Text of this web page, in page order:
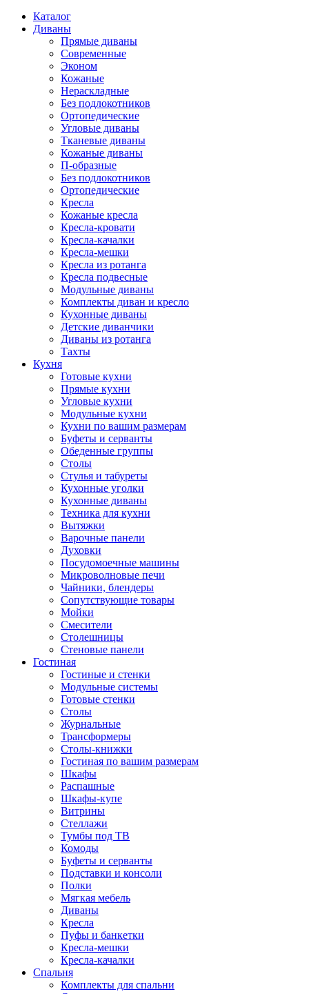
Каталог
Диваны
Прямые диваны
Современные
Эконом
Кожаные
Нераскладные
Без подлокотников
Ортопедические
Угловые диваны
Тканевые диваны
Кожаные диваны
П-образные
Без подлокотников
Ортопедические
Кресла
Кожаные кресла
Кресла-кровати
Кресла-качалки
Кресла-мешки
Кресла из ротанга
Кресла подвесные
Модульные диваны
Комплекты диван и кресло
Кухонные диваны
Детские диванчики
Диваны из ротанга
Тахты
Кухня
Готовые кухни
Прямые кухни
Угловые кухни
Модульные кухни
Кухни по вашим размерам
Буфеты и серванты
Обеденные группы
Столы
Стулья и табуреты
Кухонные уголки
Кухонные диваны
Техника для кухни
Вытяжки
Варочные панели
Духовки
Посудомоечные машины
Микроволновые печи
Чайники, блендеры
Сопутствующие товары
Мойки
Смесители
Столешницы
Стеновые панели
Гостиная
Гостиные и стенки
Модульные системы
Готовые стенки
Столы
Журнальные
Трансформеры
Столы-книжки
Гостиная по вашим размерам
Шкафы
Распашные
Шкафы-купе
Витрины
Стеллажи
Тумбы под ТВ
Комоды
Буфеты и серванты
Подставки и консоли
Полки
Мягкая мебель
Диваны
Кресла
Пуфы и банкетки
Кресла-мешки
Кресла-качалки
Спальня
Комплекты для спальни